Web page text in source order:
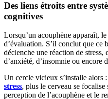
Des liens étroits entre
cognitives
Lorsqu’un acouphène apparaît,
d’évaluation. S’il conclut que ce
déclenche une réaction de
d’anxiété, d’insomnie ou encore
Un cercle vicieux s’installe alors
stress, plus le cerveau se
perception de l’acouphène et le